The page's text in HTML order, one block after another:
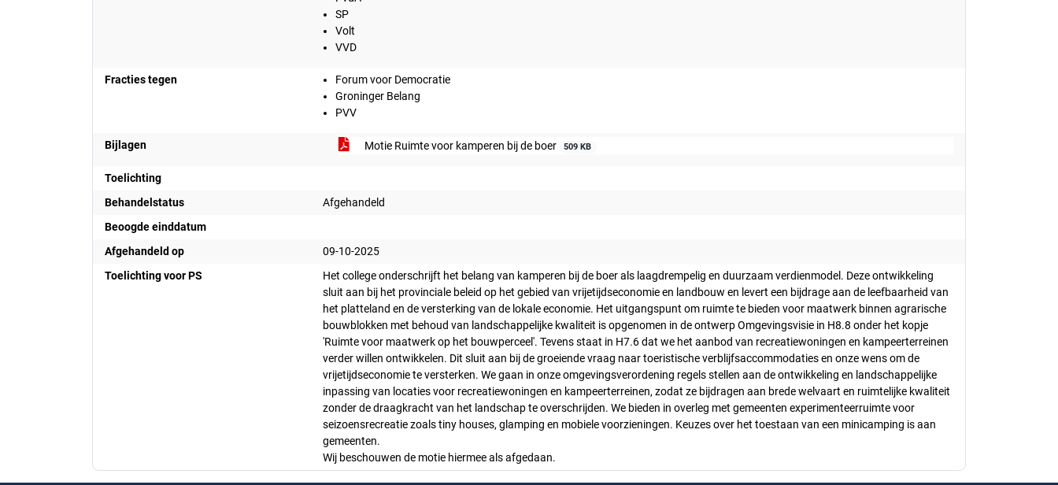
SP
Volt
VVD
Fracties tegen
Forum voor Democratie
Groninger Belang
PVV
Bijlagen Motie Ruimte voor kamperen bij de boer 509 KB
Toelichting
Behandelstatus
Afgehandeld
Beoogde einddatum
Afgehandeld op
09-10-2025
Toelichting voor PS
Het college onderschrijft het belang van kamperen bij de boer als laagdrempelig en duurzaam verdienmodel. Deze ontwikkeling
sluit aan bij het provinciale beleid op het gebied van vrijetijdseconomie en landbouw en levert een bijdrage aan de leefbaarheid van
het platteland en de versterking van de lokale economie. Het uitgangspunt om ruimte te bieden voor maatwerk binnen agrarische
bouwblokken met behoud van landschappelijke kwaliteit is opgenomen in de ontwerp Omgevingsvisie in H8.8 onder het kopje
'Ruimte voor maatwerk op het bouwperceel'. Tevens staat in H7.6 dat we het aanbod van recreatiewoningen en kampeerterreinen
verder willen ontwikkelen. Dit sluit aan bij de groeiende vraag naar toeristische verblijfsaccommodaties en onze wens om de
vrijetijdseconomie te versterken. We gaan in onze omgevingsverordening regels stellen aan de ontwikkeling en landschappelijke
inpassing van locaties voor recreatiewoningen en kampeerterreinen, zodat ze bijdragen aan brede welvaart en ruimtelijke kwaliteit
zonder de draagkracht van het landschap te overschrijden. We bieden in overleg met gemeenten experimenteerruimte voor
seizoensrecreatie zoals tiny houses, glamping en mobiele voorzieningen. Keuzes over het toestaan van een minicamping is aan
gemeenten.
Wij beschouwen de motie hiermee als afgedaan.